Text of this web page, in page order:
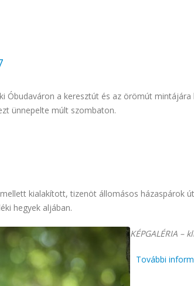
Óbudaváron a keresztút és az örömút
ünnepelte múlt szombaton.
kialakított, tizenöt állomásos házaspárok
hegyek aljában.
KÉPGALÉRIA –
További